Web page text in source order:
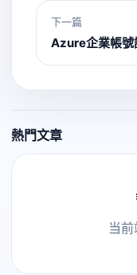
下一篇
Azure企業帳號
熱門文章
当前